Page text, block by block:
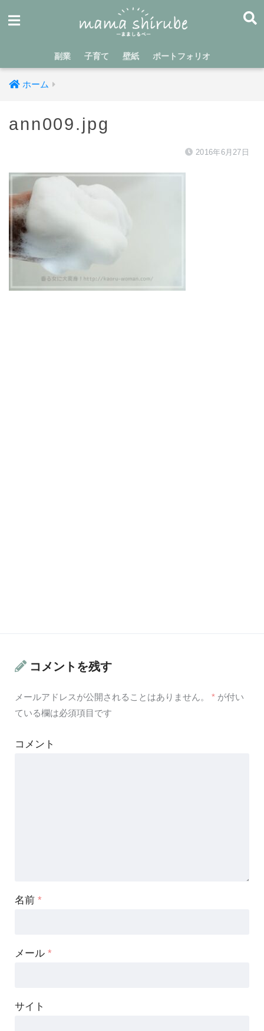
副業 子育て 壁紙 ポートフォリオ
ホーム
ann009.jpg
2016年6月27日
コメントを残す
メールアドレスが公開されることはありません。 * が付い
ている欄は必須項目です
コメント
名前*
メール*
サイト